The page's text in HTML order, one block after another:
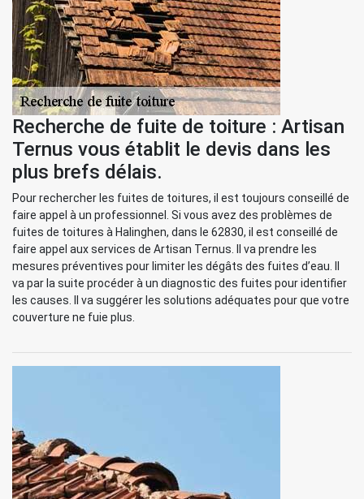
Recherche de fuite de toiture : Artisan
Ternus vous établit le devis dans les
plus brefs délais.
Pour rechercher les fuites de toitures, il est toujours conseillé de
faire appel à un professionnel. Si vous avez des problèmes de
fuites de toitures à Halinghen, dans le 62830, il est conseillé de
faire appel aux services de Artisan Ternus. Il va prendre les
mesures préventives pour limiter les dégâts des fuites d’eau. Il
va par la suite procéder à un diagnostic des fuites pour identifier
les causes. Il va suggérer les solutions adéquates pour que votre
couverture ne fuie plus.